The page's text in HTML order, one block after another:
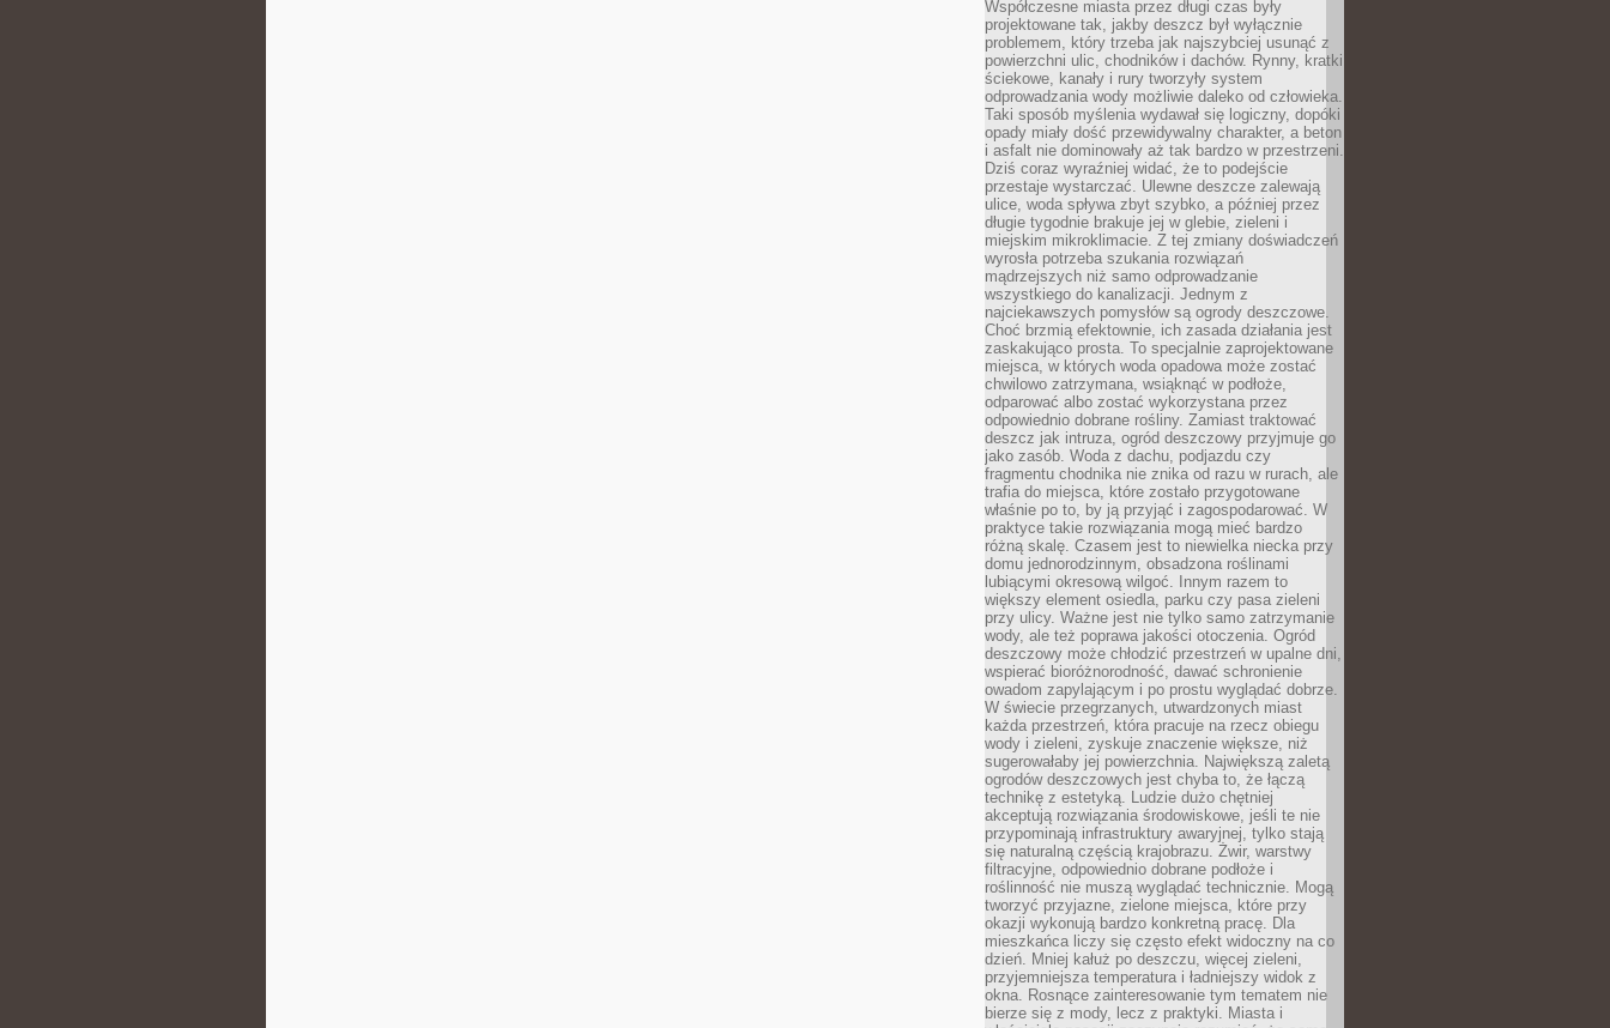
Współczesne miasta przez długi czas były
projektowane tak, jakby deszcz był wyłącznie
problemem, który trzeba jak najszybciej usunąć z
powierzchni ulic, chodników i dachów. Rynny, kratki
ściekowe, kanały i rury tworzyły system
odprowadzania wody możliwie daleko od człowieka.
Taki sposób myślenia wydawał się logiczny, dopóki
opady miały dość przewidywalny charakter, a beton
i asfalt nie dominowały aż tak bardzo w przestrzeni.
Dziś coraz wyraźniej widać, że to podejście
przestaje wystarczać. Ulewne deszcze zalewają
ulice, woda spływa zbyt szybko, a później przez
długie tygodnie brakuje jej w glebie, zieleni i
miejskim mikroklimacie. Z tej zmiany doświadczeń
wyrosła potrzeba szukania rozwiązań
mądrzejszych niż samo odprowadzanie
wszystkiego do kanalizacji. Jednym z
najciekawszych pomysłów są ogrody deszczowe.
Choć brzmią efektownie, ich zasada działania jest
zaskakująco prosta. To specjalnie zaprojektowane
miejsca, w których woda opadowa może zostać
chwilowo zatrzymana, wsiąknąć w podłoże,
odparować albo zostać wykorzystana przez
odpowiednio dobrane rośliny. Zamiast traktować
deszcz jak intruza, ogród deszczowy przyjmuje go
jako zasób. Woda z dachu, podjazdu czy
fragmentu chodnika nie znika od razu w rurach, ale
trafia do miejsca, które zostało przygotowane
właśnie po to, by ją przyjąć i zagospodarować. W
praktyce takie rozwiązania mogą mieć bardzo
różną skalę. Czasem jest to niewielka niecka przy
domu jednorodzinnym, obsadzona roślinami
lubiącymi okresową wilgoć. Innym razem to
większy element osiedla, parku czy pasa zieleni
przy ulicy. Ważne jest nie tylko samo zatrzymanie
wody, ale też poprawa jakości otoczenia. Ogród
deszczowy może chłodzić przestrzeń w upalne dni,
wspierać bioróżnorodność, dawać schronienie
owadom zapylającym i po prostu wyglądać dobrze.
W świecie przegrzanych, utwardzonych miast
każda przestrzeń, która pracuje na rzecz obiegu
wody i zieleni, zyskuje znaczenie większe, niż
sugerowałaby jej powierzchnia. Największą zaletą
ogrodów deszczowych jest chyba to, że łączą
technikę z estetyką. Ludzie dużo chętniej
akceptują rozwiązania środowiskowe, jeśli te nie
przypominają infrastruktury awaryjnej, tylko stają
się naturalną częścią krajobrazu. Żwir, warstwy
filtracyjne, odpowiednio dobrane podłoże i
roślinność nie muszą wyglądać technicznie. Mogą
tworzyć przyjazne, zielone miejsca, które przy
okazji wykonują bardzo konkretną pracę. Dla
mieszkańca liczy się często efekt widoczny na co
dzień. Mniej kałuż po deszczu, więcej zieleni,
przyjemniejsza temperatura i ładniejszy widok z
okna. Rosnące zainteresowanie tym tematem nie
bierze się z mody, lecz z praktyki. Miasta i